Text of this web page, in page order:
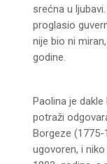
srećna u
proglasio
nije bio ni
godine.
Paolina je
potraži
Borgeze
ugovoren, i